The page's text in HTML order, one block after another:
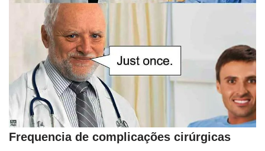
Frequencia de complicações cirúrgicas